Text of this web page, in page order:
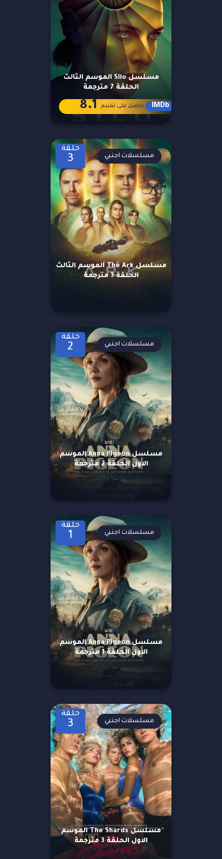
مسلسل Silo الموسم الثالث
الحلقة 7 مترجمة
IMDb حاصل على تقييم 8.1
حلقة
3
مسلسل The Ark الموسم الثالث
الحلقة 3 مترجمة
مسلسلات اجنبي
حلقة
2
مسلسل Anna Pigeon الموسم
الاول الحلقة 2 مترجمة
مسلسلات اجنبي
حلقة
1
مسلسل Anna Pigeon الموسم
الاول الحلقة 1 مترجمة
مسلسلات اجنبي
حلقة
3
مسلسل The Shards الموسم
الاول الحلقة 3 مترجمة
مسلسلات اجنبي